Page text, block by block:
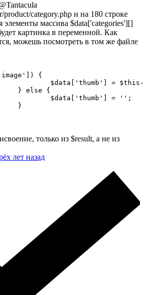
product/category.php и на 180 строке
элементы массива $data['categories'][]
картинка в переменной. Как
можешь посмотреть в том же файле
{
			}
только из $result, а не из
лет назад